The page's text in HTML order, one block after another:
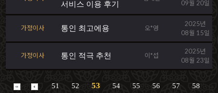
서비스 이용 후기
09월 20일
가정이사 통인 최고에용 오*영
2025년
08월 15일
가정이사 통인 적극 추천 이*섭
2025년
08월 23일
51 52 53 54 55 56 57
58